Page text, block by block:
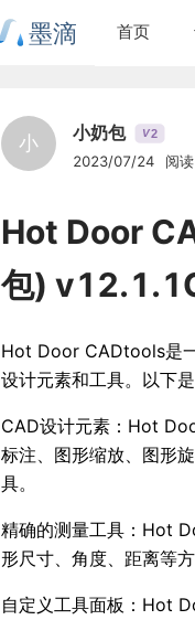
墨滴 首页
小 小奶包 V2
2023/07/24 阅
Hot Door
包)
Hot Door CADtools是
设计元素和工具。以下
CAD设计元素：Hot
标注、图形缩放、图形
具。
精确的测量工具：Hot
形尺寸、角度、距离等
自定义工具面板：Hot